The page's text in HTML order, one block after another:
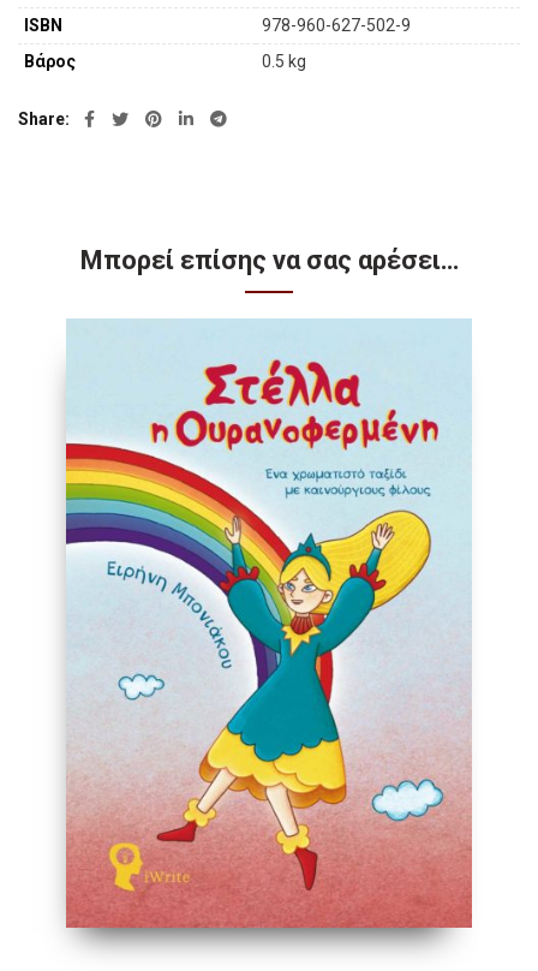
ISBN
978-960-627-502-9
Βάρος
0.5 kg
Share
Μπορεί επίσης να σας αρέσει…